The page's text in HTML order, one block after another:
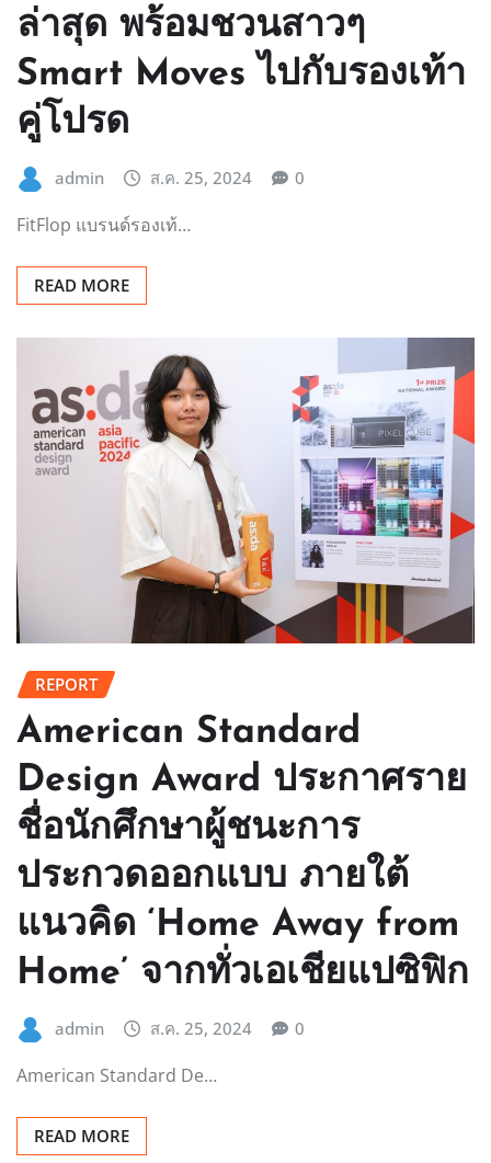
ล่าสุด พร้อมชวนสาวๆ
Smart Moves ไปกับรองเท้า
คู่โปรด
admin ส.ค. 25, 2024 0
FitFlop แบรนด์รองเท้…
READ MORE
REPORT
American Standard
Design Award ประกาศราย
ชื่อนักศึกษาผู้ชนะการ
ประกวดออกแบบ ภายใต้
แนวคิด ‘Home Away from
Home’ จากทั่วเอเชียแปซิฟิก
admin ส.ค. 25, 2024 0
American Standard De…
READ MORE